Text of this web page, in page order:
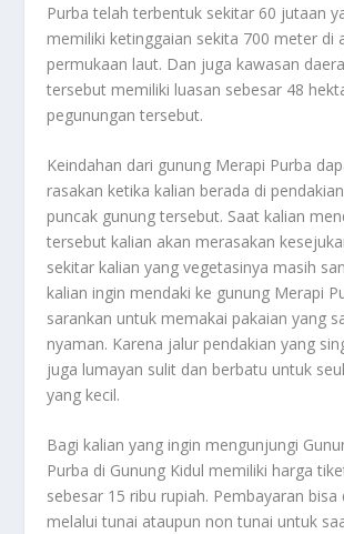
Purba telah terbentuk sekitar 60 jutaan
memiliki ketinggaian sekita 700 meter di
permukaan laut. Dan juga kawasan
tersebut memiliki luasan sebesar 48
pegunungan tersebut.
Keindahan dari gunung Merapi Purba
rasakan ketika kalian berada di
puncak gunung tersebut. Saat kalian
tersebut kalian akan merasakan
sekitar kalian yang vegetasinya masih
kalian ingin mendaki ke gunung Merapi
sarankan untuk memakai pakaian yang
nyaman. Karena jalur pendakian yang
juga lumayan sulit dan berbatu untuk
yang kecil.
Bagi kalian yang ingin mengunjungi
Purba di Gunung Kidul memiliki harga
sebesar 15 ribu rupiah. Pembayaran bisa
melalui tunai ataupun non tunai untuk